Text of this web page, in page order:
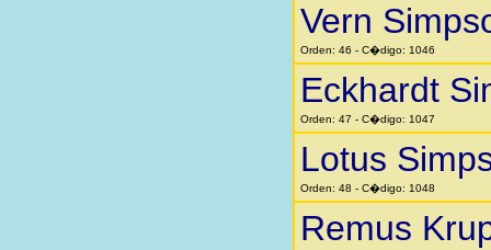
Vern
Orden: 46 - C�digo: 1046
Eckhardt
Orden: 47 - C�digo: 1047
Lotus
Orden: 48 - C�digo: 1048
Remus